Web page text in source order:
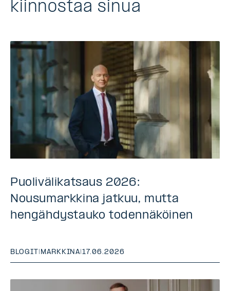
kiinnostaa sinua
Puolivälikatsaus 2026:
Nousumarkkina jatkuu, mutta
hengähdystauko todennäköinen
BLOGIT | MARKKINA|17.06.2026